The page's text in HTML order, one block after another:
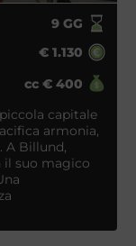
9GG
€ 1.130
cc € 400
capitale
armonia,
A Billund,
il suo magico